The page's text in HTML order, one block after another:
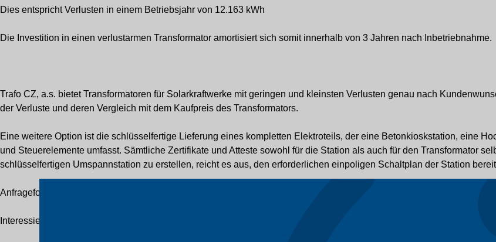
Dies entspricht Verlusten in einem Betriebsjahr von 12.163 kWh
Die Investition in einen verlustarmen Transformator amortisiert sich somit innerhalb von 3 Jahren nach Inbetriebnahme.
Trafo CZ, a.s. bietet Transformatoren für Solarkraftwerke mit geringen und kleinsten Verlusten genau nach
der Verluste und deren Vergleich mit dem Kaufpreis des Transformators.
Eine weitere Option ist die schlüsselfertige Lieferung eines kompletten Elektroteils, der eine Betonkioskstation, eine
und Steuerelemente umfasst. Sämtliche Zertifikate und Atteste sowohl für die Station als auch für den Transformator
schlüsselfertigen Umspannstation zu erstellen, reicht es aus, den erforderlichen einpoligen Schaltplan der Station
Anfrageformular
Interessieren Sie sich für einen bestimmten Typ Transformator? Sie erhalten das Angebot zusammen mit den